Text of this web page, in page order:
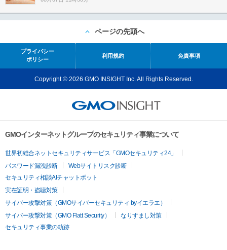
ページの先頭へ
プライバシー
ポリシー
利用規約 免責事項
Copyright © 2026 GMO INSIGHT Inc. All Rights Reserved.
GMOインターネットグループのセキュリティ事業について
世界初総合ネットセキュリティサービス「GMOセキュリティ24」
パスワード漏洩診断
Webサイトリスク診断
セキュリティ相談AIチャットボット
実在証明・盗聴対策
サイバー攻撃対策（GMOサイバーセキュリティ byイエラエ）
サイバー攻撃対策（GMO Flatt Security）
なりすまし対策
セキュリティ事業の軌跡